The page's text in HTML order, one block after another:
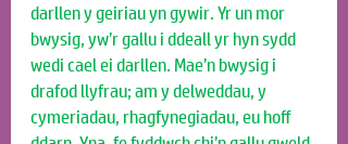
darllen y geiriau yn gywir. Yr un mor
bwysig, yw’r gallu i ddeall yr hyn sydd
wedi cael ei darllen. Mae’n bwysig i
drafod llyfrau; am y delweddau, y
cymeriadau, rhagfynegiadau, eu hoff